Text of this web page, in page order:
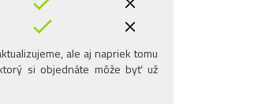
ale aj napriek tomu
si objednáte môže byť už